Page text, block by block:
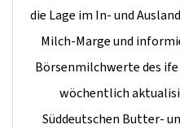
die Lage im In- und
Milch-Marge und
Börsenmilchwerte des ife
wöchentlich
Süddeutschen Butter-